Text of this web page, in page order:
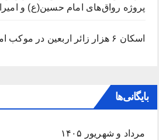
پروژه رواق‌های امام حسین(ع) و
اسکان ۶ هزار زائر اربعین در موکب امام رضا(ع)
بایگانی‌ها
مرداد و شهریور ۱۴۰۵